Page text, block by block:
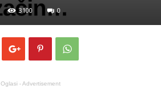
3100 0
Oglasi - Advertisement